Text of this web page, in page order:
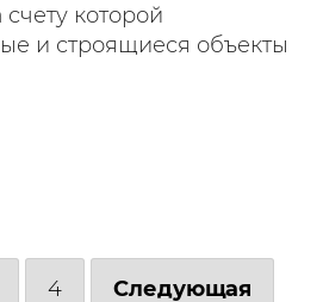
которой
и строящиеся объекты
4 Следующая